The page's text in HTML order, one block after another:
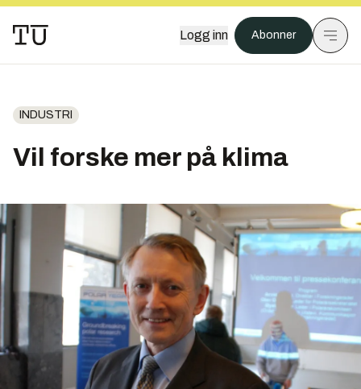
Logg inn Abonner
INDUSTRI
Vil forske mer på klima